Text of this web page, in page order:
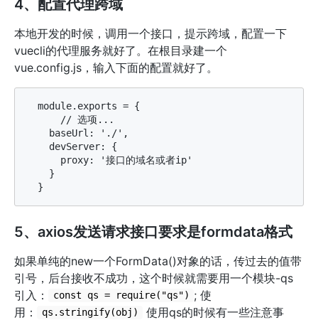
4、配置代理跨域
本地开发的时候，调用一个接口，提示跨域，配置一下
vuecli的代理服务就好了。在根目录建一个
vue.config.js，输入下面的配置就好了。
  module.exports = {
      // 选项...
    baseUrl: './',
    devServer: {
      proxy: '接口的域名或者ip'
    }
5、axios发送请求接口要求是formdata格式
如果单纯的new一个FormData()对象的话，传过去的值带
引号，后台接收不成功，这个时候就需要用一个模块-qs
引入：
const qs = require("qs") ; 使
用：
qs.stringify(obj)
使用qs的时候有一些注意事